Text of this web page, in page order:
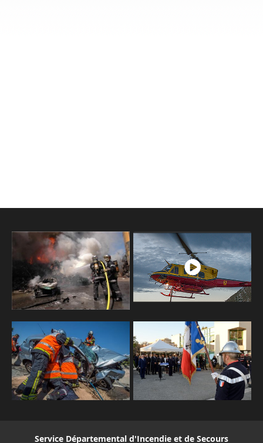
Service Départemental d'Incendie et de Secours